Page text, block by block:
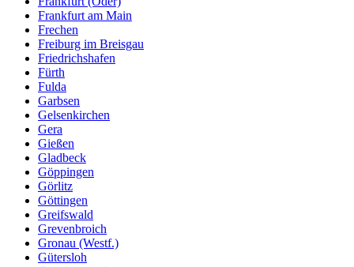
Frankfurt am Main
Frechen
Freiburg im Breisgau
Friedrichshafen
Fürth
Fulda
Garbsen
Gelsenkirchen
Gera
Gießen
Gladbeck
Göppingen
Görlitz
Göttingen
Greifswald
Grevenbroich
Gronau (Westf.)
Gütersloh